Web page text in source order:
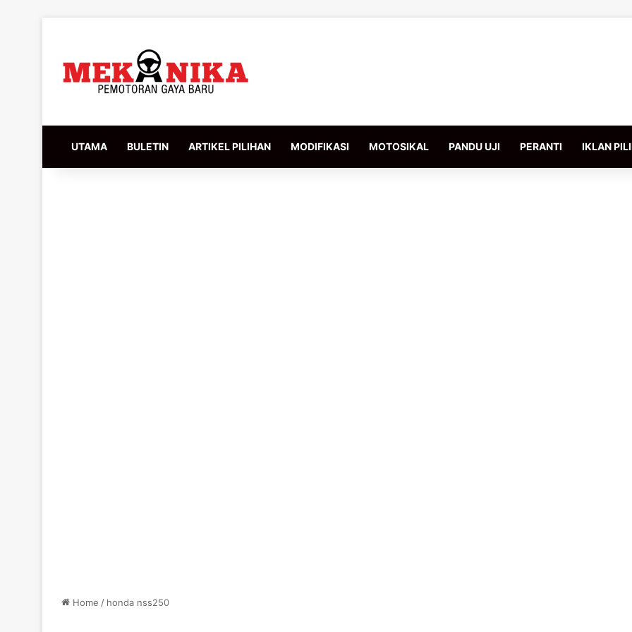
UTAMA BULETIN ARTIKEL PILIHAN MODIFIKASI MOTOSIKAL PANDU UJI PERANTI IKLAN
Home / honda nss250